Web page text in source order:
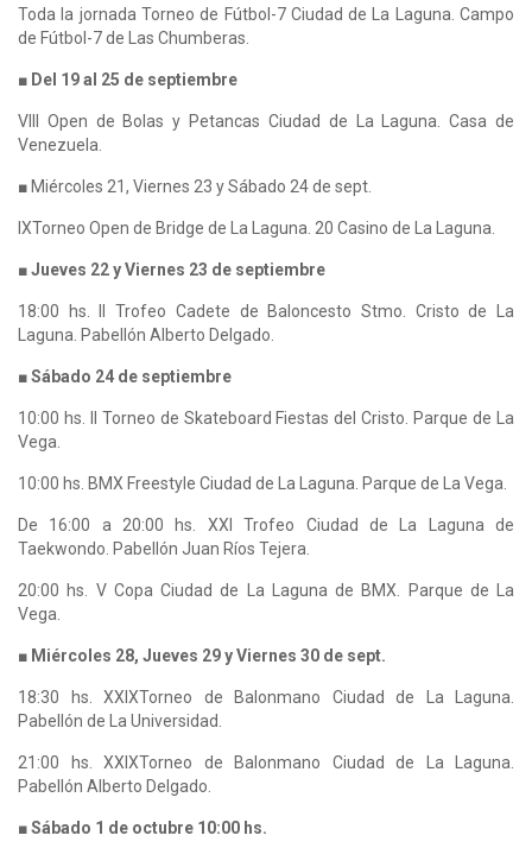
Toda la jornada Torneo de Fútbol-7 Ciudad de La Laguna. Campo
de Fútbol-7 de Las Chumberas.
■ Del 19 al 25 de septiembre
VIII Open de Bolas y Petancas Ciudad de La Laguna. Casa de
Venezuela.
■ Miércoles 21, Viernes 23 y Sábado 24 de sept.
IXTorneo Open de Bridge de La Laguna. 20 Casino de La Laguna.
■ Jueves 22 y Viernes 23 de septiembre
18:00 hs. II Trofeo Cadete de Baloncesto Stmo. Cristo de La
Laguna. Pabellón Alberto Delgado.
■ Sábado 24 de septiembre
10:00 hs. II Torneo de Skateboard Fiestas del Cristo. Parque de La
Vega.
10:00 hs. BMX Freestyle Ciudad de La Laguna. Parque de La Vega.
De 16:00 a 20:00 hs. XXI Trofeo Ciudad de La Laguna de
Taekwondo. Pabellón Juan Ríos Tejera.
20:00 hs. V Copa Ciudad de La Laguna de BMX. Parque de La
Vega.
■ Miércoles 28, Jueves 29 y Viernes 30 de sept.
18:30 hs. XXIXTorneo de Balonmano Ciudad de La Laguna.
Pabellón de La Universidad.
21:00 hs. XXIXTorneo de Balonmano Ciudad de La Laguna.
Pabellón Alberto Delgado.
■ Sábado 1 de octubre 10:00 hs.